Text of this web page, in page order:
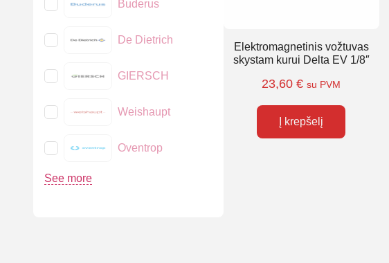
Buderus
De Dietrich
GIERSCH
Weishaupt
Oventrop
See more
Elektromagnetinis vožtuvas
skystam kurui Delta EV 1/8″
23,60€ su PVM
Į krepšelį